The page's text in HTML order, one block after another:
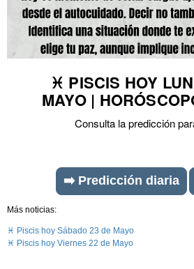
♓ PISCIS HOY
MAYO |
Consulta la predicción
➡️ Predicción diaria
Más noticias:
♓ Piscis hoy Sábado 23 de Mayo
♓ Piscis hoy Viernes 22 de Mayo